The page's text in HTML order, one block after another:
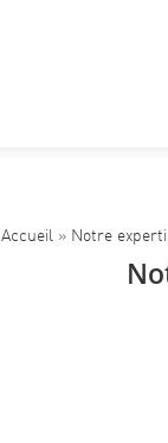
Accueil » Notre